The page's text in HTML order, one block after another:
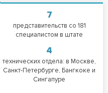
7
представительств со 181
специалистом в штате
4
технических отдела: в Москве,
Санкт-Петербурге, Бангкоке и
Сингапуре